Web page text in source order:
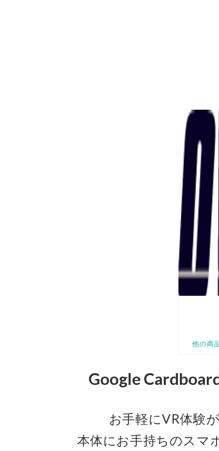
Google
お手軽にVR体験
本体にお手持ちのスマ